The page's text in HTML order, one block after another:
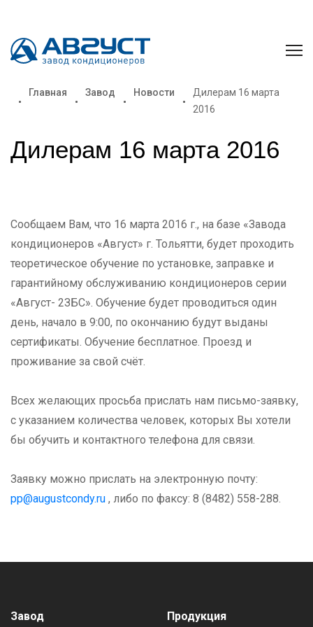
Главная Завод Новости
Дилерам 16 марта
2016
Дилерам 16 марта 2016
Сообщаем Вам, что 16 марта 2016 г., на базе «Завода
кондиционеров «Август» г. Тольятти, будет проходить
теоретическое обучение по установке, заправке и
гарантийному обслуживанию кондиционеров серии
«Август- 2ЗБС». Обучение будет проводиться один
день, начало в 9:00, по окончанию будут выданы
сертификаты. Обучение бесплатное. Проезд и
проживание за свой счёт.
Всех желающих просьба прислать нам письмо-заявку,
с указанием количества человек, которых Вы хотели
бы обучить и контактного телефона для связи.
Заявку можно прислать на электронную почту:
pp@augustcondy.ru , либо по факсу: 8 (8482) 558-288.
Завод Продукция